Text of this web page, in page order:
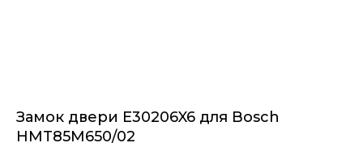
Замок двери E30206X6 для Bosch
HMT85M650/02